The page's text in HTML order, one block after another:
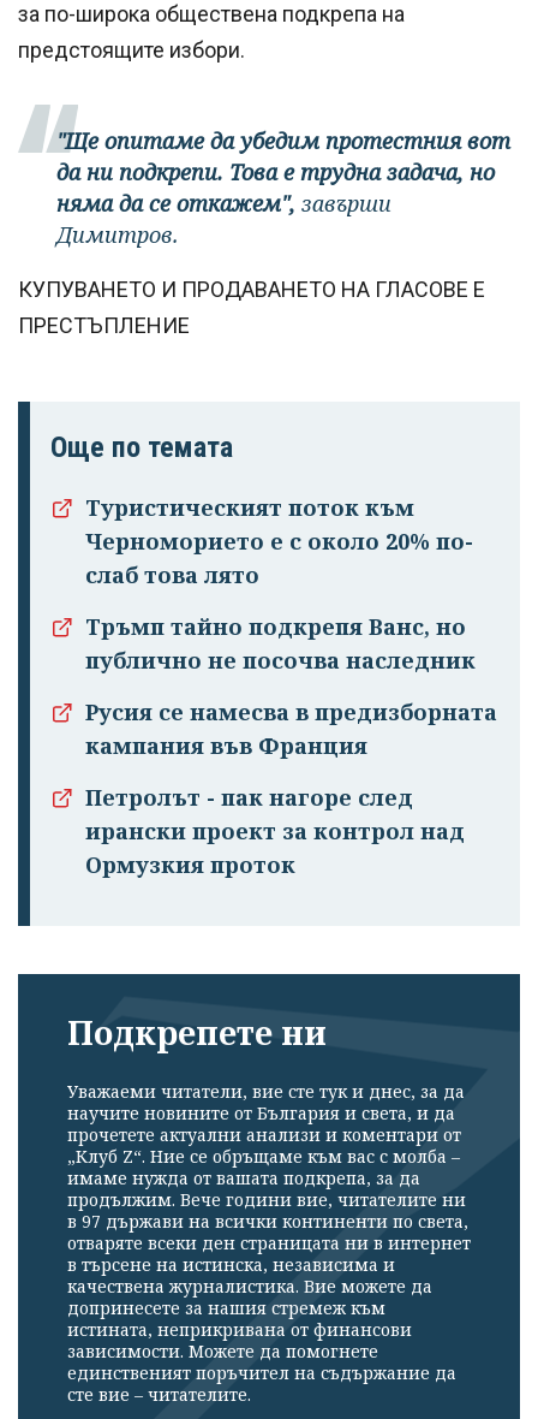
за по-широка обществена подкрепа на
предстоящите избори.
"Ще опитаме да убедим протестния вот
да ни подкрепи. Това е трудна задача, но
няма да се откажем", завърши
Димитров.
КУПУВАНЕТО И ПРОДАВАНЕТО НА ГЛАСОВЕ Е
ПРЕСТЪПЛЕНИЕ
Още по темата
Туристическият поток към
Черноморието е с около 20% по-
слаб това лято
Тръмп тайно подкрепя Ванс, но
публично не посочва наследник
Русия се намесва в предизборната
кампания във Франция
Петролът - пак нагоре след
ирански проект за контрол над
Ормузкия проток
Подкрепете ни
Уважаеми читатели, вие сте тук и днес, за да
научите новините от България и света, и да
прочетете актуални анализи и коментари от
„Клуб Z“. Ние се обръщаме към вас с молба –
имаме нужда от вашата подкрепа, за да
продължим. Вече години вие, читателите ни
в 97 държави на всички континенти по света,
отваряте всеки ден страницата ни в интернет
в търсене на истинска, независима и
качествена журналистика. Вие можете да
допринесете за нашия стремеж към
истината, неприкривана от финансови
зависимости. Можете да помогнете
единственият поръчител на съдържание да
сте вие – читателите.